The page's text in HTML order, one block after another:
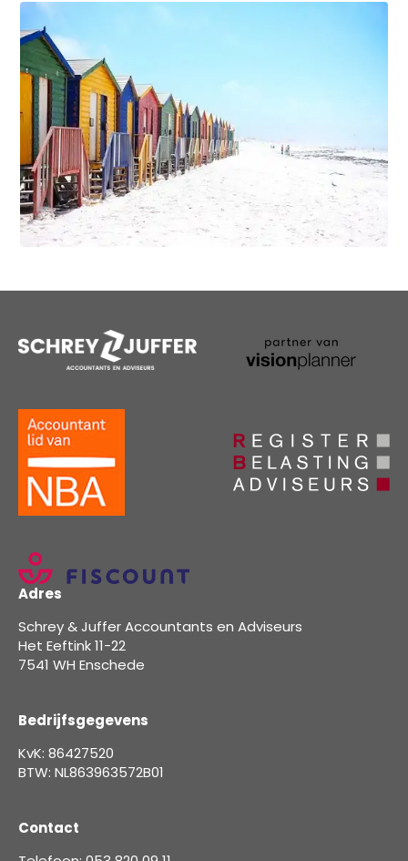
Adres
Schrey & Juffer Accountants en Adviseurs
Het Eeftink 11-22
7541 WH Enschede
Bedrijfsgegevens
KvK: 86427520
BTW: NL863963572B01
Contact